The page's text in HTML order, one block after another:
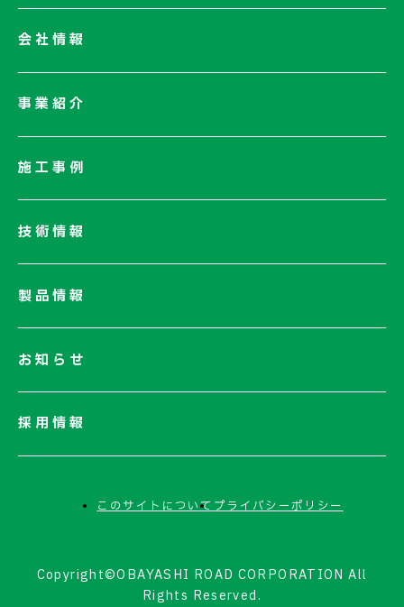
会社情報
会社情報一覧
ネットワーク
事業紹介
施工事例
技術情報
製品情報
お知らせ
採用情報
このサイトについてプライバシーポリシー
Copyright©OBAYASHI ROAD CORPORATION All
Rights Reserved.